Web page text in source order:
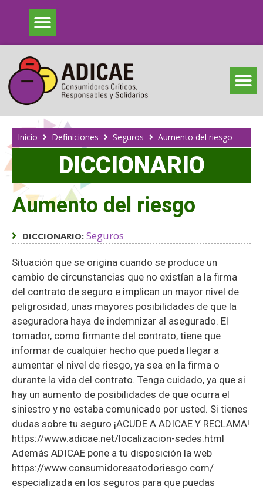
Inicio Definiciones Seguros Aumento del riesgo
DICCIONARIO
Aumento del riesgo
DICCIONARIO: Seguros
Situación que se origina cuando se produce un
cambio de circunstancias que no existían a la firma
del contrato de seguro e implican un mayor nivel de
peligrosidad, unas mayores posibilidades de que la
aseguradora haya de indemnizar al asegurado. El
tomador, como firmante del contrato, tiene que
informar de cualquier hecho que pueda llegar a
aumentar el nivel de riesgo, ya sea en la firma o
durante la vida del contrato. Tenga cuidado, ya que si
hay un aumento de posibilidades de que ocurra el
siniestro y no estaba comunicado por usted. Si tienes
dudas sobre tu seguro ¡ACUDE A ADICAE Y RECLAMA!
https://www.adicae.net/localizacion-sedes.html
Además ADICAE pone a tu disposición la web
https://www.consumidoresatodoriesgo.com/
especializada en los seguros para que puedas